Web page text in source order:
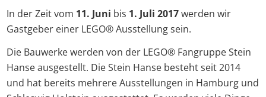
Pop-up-Store Anfahrt
Kontakt
In der Zeit vom 11. Juni bis 1. Juli 2017werden wir
Gastgeber einer LEGO® Ausstellung sein.
Die Bauwerke werden von der LEGO® Fangruppe Stein
Hanse ausgestellt. Die Stein Hanse besteht seit 2014
und hat bereits mehrere Ausstellungen in Hamburg und